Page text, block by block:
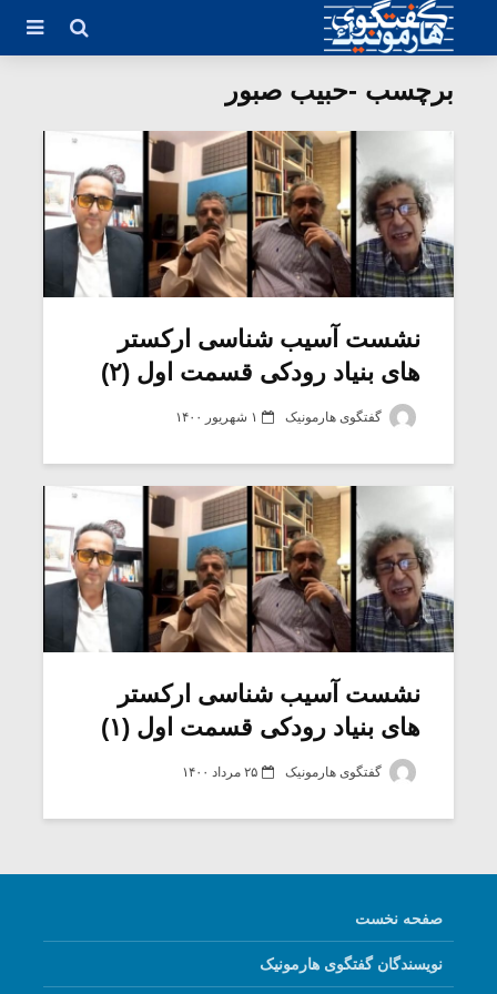
برچسب -حبیب صبور
نشست آسیب شناسی ارکستر
های بنیاد رودکی قسمت اول (۲)
گفتگوی هارمونیک ۱ شهریور ۱۴۰۰
نشست آسیب شناسی ارکستر
های بنیاد رودکی قسمت اول (۱)
گفتگوی هارمونیک ۲۵ مرداد ۱۴۰۰
صفحه نخست
نویسندگان گفتگوی هارمونیک